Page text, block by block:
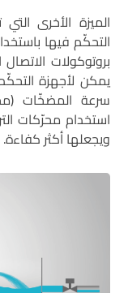
التحكّم فيها
استخدام محرّكات
ويجعلها أكثر كفاءة.